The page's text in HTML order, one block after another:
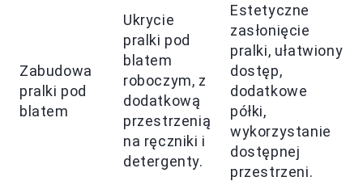
Zabudowa
pralki pod
blatem
Ukrycie
pralki pod
blatem
roboczym, z
dodatkową
przestrzenią
na ręczniki i
detergenty.
Estetyczne
zasłonięcie
pralki, ułatwiony
dostęp,
dodatkowe
półki,
wykorzystanie
dostępnej
przestrzeni.